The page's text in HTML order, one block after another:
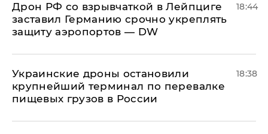
​Дрон РФ со взрывчаткой в Лейпциге
заставил Германию срочно укреплять
защиту аэропортов — DW
18:44
Украинские дроны остановили
крупнейший терминал по перевалке
пищевых грузов в России
18:38